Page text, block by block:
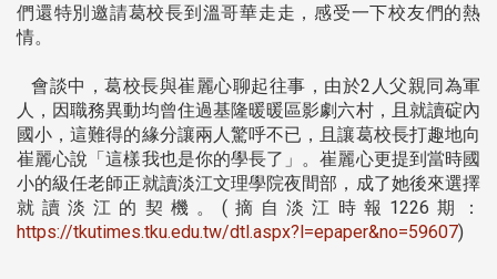
們還特別邀請葛校長到溫哥華走走，感受一下校友們的熱
情。
會談中，葛校長與崔麗心聊起往事，由於2人父親同為軍
人，因職務異動均曾住過基隆暖暖區影劇六村，且就讀碇內
國小，這難得的緣分讓兩人驚呼不已，且讓葛校長打趣地向
崔麗心說「這樣我也是你的學長了」。崔麗心更提到當時國
小的級任老師正就讀淡江文理學院夜間部，成了她後來選擇
就讀淡江的契機。(摘自淡江時報1226期：
https://tkutimes.tku.edu.tw/dtl.aspx?l=epaper&no=59607)